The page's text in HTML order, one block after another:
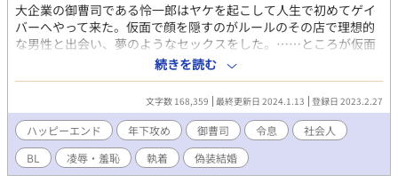
大企業の御曹司である怜一郎はヤケを起こして人生で初めてゲイ
バーへやって来た。仮面で顔を隠すのがルールのその店で理想的
な男性と出会い、夢のようなセックスをした。……ところが仮面
を外すとその男は妹の婿の龍之介であった。 親の会社の跡取りの
座を巡りライバル関係にある義弟の龍之介に「ハッテン場にいた
ことを両親にバラされたくなければ……」と脅迫され……！？ セ
ックスシーンありの話には「※」 ハレンチなシーンありの話には
「☆」をつけてあります。
続きを読む
文字数 168,359 最終更新日 2024.1.13 登録日 2023.2.27
ハッピーエンド 年下攻め 御曹司 令息
社会人
BL
凌辱・羞恥 執着 偽装結婚